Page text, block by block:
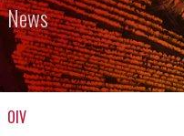
News
OIV